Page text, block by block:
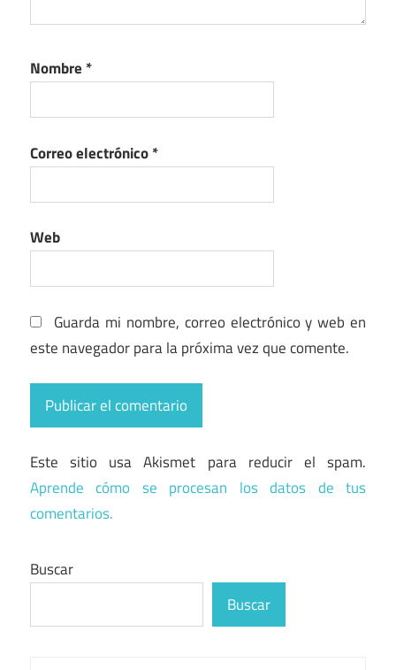
Nombre *
Correo electrónico*
Web
Guarda mi nombre, correo electrónico y web en
este navegador para la próxima vez que comente.
Este sitio usa Akismet para reducir el spam.
Aprende cómo se procesan los datos de tus
comentarios.
Buscar
Buscar